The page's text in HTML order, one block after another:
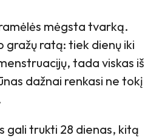
mėgsta tvarką.
gražų ratą: tiek dienų iki
tada viskas iš
dažnai renkasi ne tokį
gali trukti 28 dienas, kitą